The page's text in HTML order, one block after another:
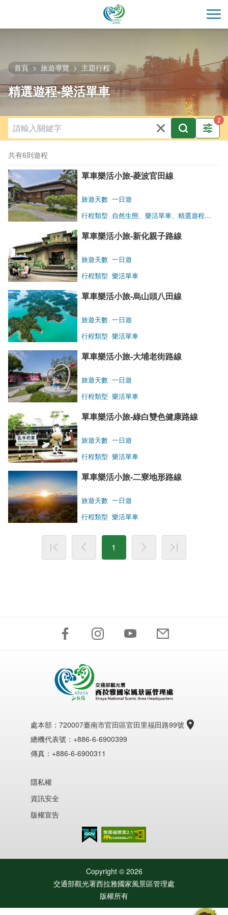
主
塊
開
首頁 旅遊導覽 主題行程
精選遊程-樂活單車
共有6則遊程
單車樂活小旅-菱波官田線
旅遊天數 一日遊
行程類型
自然生態、樂活單車、精選遊程、鄉村旅遊
單車樂活小旅-新化親子路線
旅遊天數 一日遊
行程類型 樂活單車
單車樂活小旅-烏山頭八田線
旅遊天數 一日遊
行程類型 樂活單車
單車樂活小旅-大埔老街路線
旅遊天數 一日遊
行程類型 樂活單車
單車樂活小旅-綠白雙色健康路線
旅遊天數 一日遊
行程類型 樂活單車
單車樂活小旅-二寮地形路線
旅遊天數 一日遊
行程類型 樂活單車
1
處本部： 720007臺南市官田區官田里福田路99號
總機代表號：+886-6-6900399
傳真：+886-6-6900311
隱私權
資訊安全
版權宣告
Copyright © 2026
交通部觀光署西拉雅國家風景區管理處
版權所有